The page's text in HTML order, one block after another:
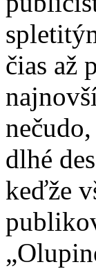
čias až
dlhé
keďže